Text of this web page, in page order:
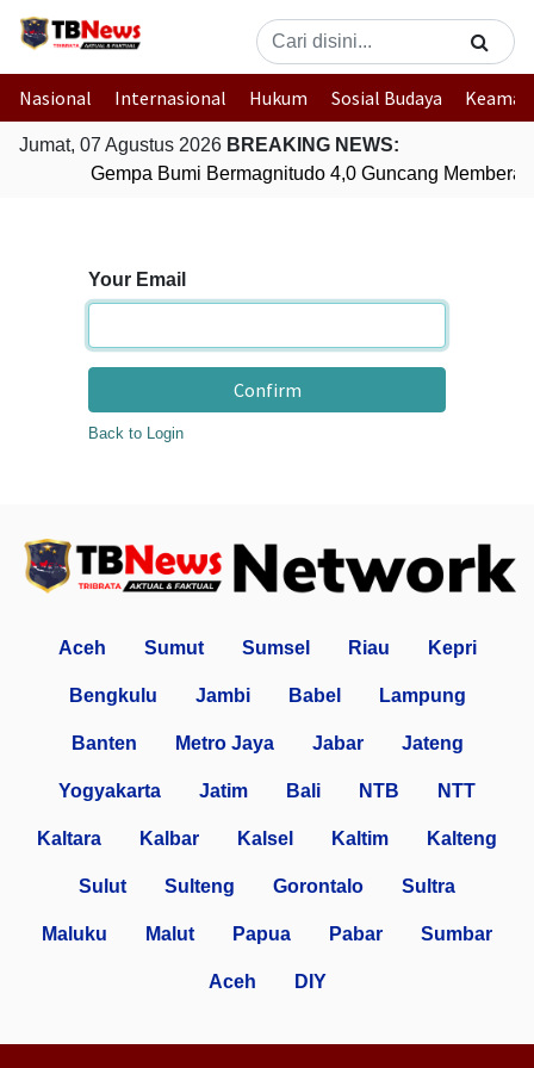
Nasional Internasional Hukum Sosial Budaya
Jumat, 07 Agustus 2026 BREAKING NEWS:
Gempa Bumi Bermagnitudo 4,0 Guncang
Your Email
Confirm
Back to Login
Aceh Sumut Sumsel Riau Kepri
Bengkulu Jambi Babel Lampung
Banten Metro Jaya Jabar Jateng
Yogyakarta Jatim Bali NTB NTT
Kaltara Kalbar Kalsel Kaltim Kalteng
Sulut Sulteng Gorontalo Sultra
Maluku Malut Papua Pabar Sumbar
Aceh DIY